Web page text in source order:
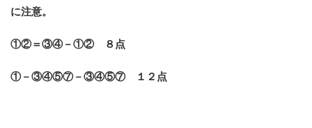
に注意。
①②＝③④－①② ８点
①－③④⑤⑦－③④⑤⑦ １２点